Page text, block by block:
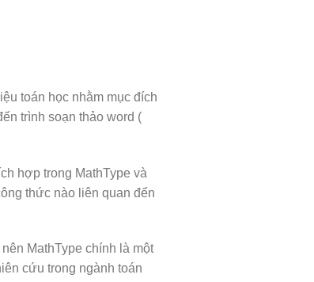
toán học nhằm mục đích
trình soạn thảo word (
hợp trong MathType và
thức nào liên quan đến
MathType chính là một
cứu trong ngành toán